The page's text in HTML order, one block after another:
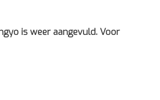
is weer aangevuld. Voor